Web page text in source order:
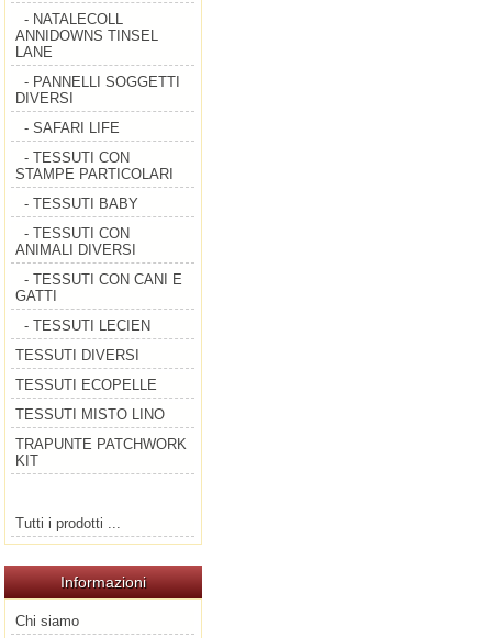
- NATALECOLL
ANNIDOWNS TINSEL
LANE
- PANNELLI SOGGETTI
DIVERSI
- SAFARI LIFE
- TESSUTI CON
STAMPE PARTICOLARI
- TESSUTI BABY
- TESSUTI CON
ANIMALI DIVERSI
- TESSUTI CON CANI E
GATTI
- TESSUTI LECIEN
TESSUTI DIVERSI
TESSUTI ECOPELLE
TESSUTI MISTO LINO
TRAPUNTE PATCHWORK
KIT
Tutti i prodotti ...
Informazioni
Chi siamo